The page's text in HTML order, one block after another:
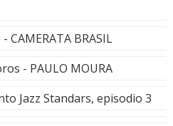
BRASIL
- PAULO MOURA
Jazz Standars, episodio 3